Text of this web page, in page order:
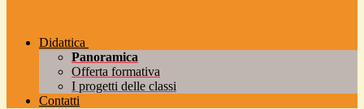
Didattica
Panoramica
Offerta formativa
I progetti delle classi
Contatti